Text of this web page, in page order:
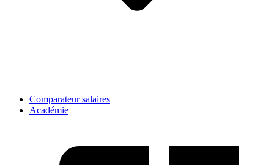
Comparateur salaires
Académie